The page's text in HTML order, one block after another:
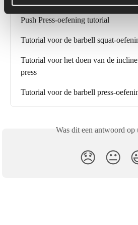
Push Press-oefening tutorial
Tutorial voor de barbell squat-
Tutorial voor het doen van de
press
Tutorial voor de barbell press-
Was dit een antwoord op
😞 😐